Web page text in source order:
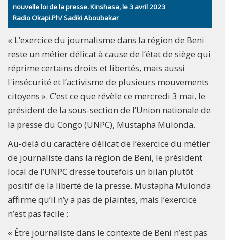
nouvelle loi de la presse. Kinshasa, le 3 avril 2023
Radio Okapi.Ph/ Sadiki Aboubakar
« L’exercice du journalisme dans la région de Beni
reste un métier délicat à cause de l’état de siège qui
réprime certains droits et libertés, mais aussi
l'insécurité et l’activisme de plusieurs mouvements
citoyens ». C’est ce que révèle ce mercredi 3 mai, le
président de la sous-section de l’Union nationale de
la presse du Congo (UNPC), Mustapha Mulonda.
Au-delà du caractère délicat de l’exercice du métier
de journaliste dans la région de Beni, le président
local de l’UNPC dresse toutefois un bilan plutôt
positif de la liberté de la presse. Mustapha Mulonda
affirme qu’il n’y a pas de plaintes, mais l’exercice
n’est pas facile :
« Être journaliste dans le contexte de Beni n’est pas